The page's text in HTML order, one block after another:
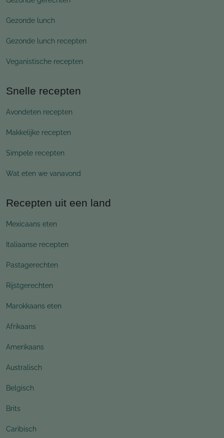
Gezonde lunch
Gezonde lunch recepten
Veganistische recepten
Snelle recepten
Avondeten recepten
Makkelijke recepten
Simpele recepten
Wat eten we vanavond
Recepten uit een land
Mexicaans eten
Italiaanse recepten
Pastagerechten
Rijstgerechten
Marokkaans eten
Afrikaans
Amerikaans
Australisch
Belgisch
Brits
Caribisch